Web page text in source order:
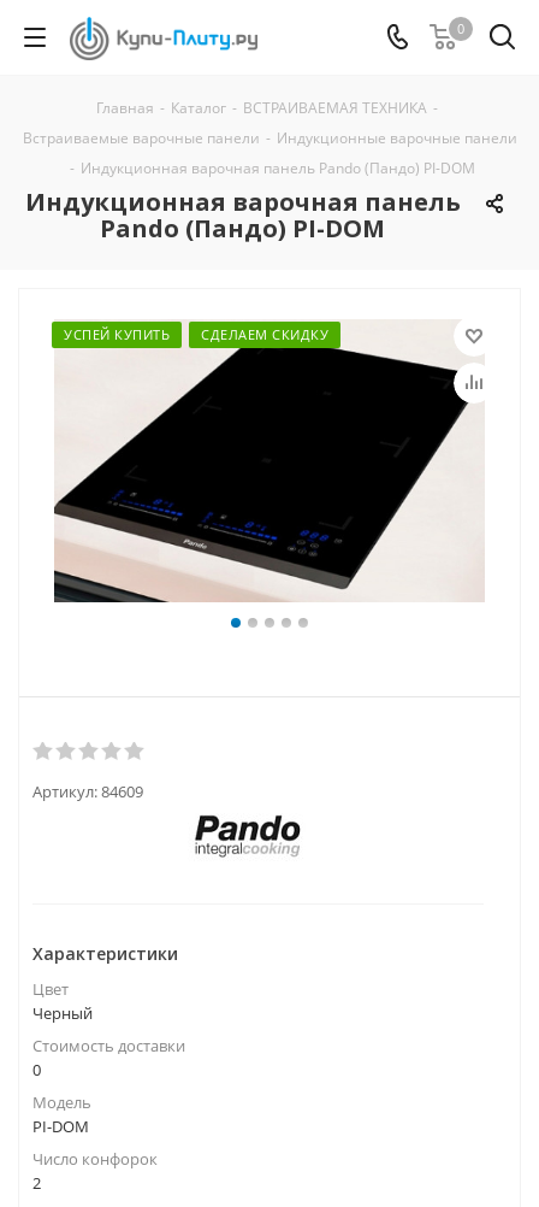
0
Главная - Каталог - ВСТРАИВАЕМАЯ ТЕХНИКА -
Встраиваемые варочные панели - Индукционные варочные панели
- Индукционная варочная панель Pando (Пандо) PI-DOM
Индукционная варочная панель
Pando (Пандо) PI-DOM
УСПЕЙ КУПИТЬ СДЕЛАЕМ СКИДКУ
Артикул:84609
Характеристики
Цвет
Черный
Стоимость доставки
0
Модель
PI-DOM
Число конфорок
2